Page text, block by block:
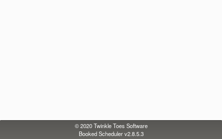
© 2020Twinkle Toes Software
Booked Scheduler v2.8.5.3